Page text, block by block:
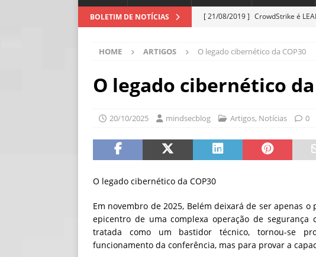
BOLETIM DE NOTÍCIAS [ 21/08/2019 ] CrowdStrike é
[ 06/08/2026 ] América Latina é
NOTÍCIAS
NOTÍCIAS
NOTÍCIAS
[ 06/08/2026 ]
HOME ARTIGOS O legado cibernético da COP30
O legado cibernético da
20/10/2025 mindsecblog Artigos, Notícias 0
O legado cibernético da COP30
Em novembro de 2025, Belém deixará de ser apenas
epicentro de uma complexa operação de segurança
tratada como um bastidor técnico, tornou-se
funcionamento da conferência, mas para provar a